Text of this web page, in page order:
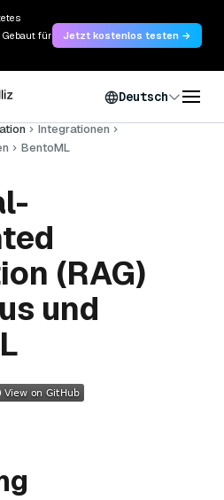
Gebaut für
Jetzt kostenlos testen →
Deutsch
Integrationen
BentoML
(RAG)
und